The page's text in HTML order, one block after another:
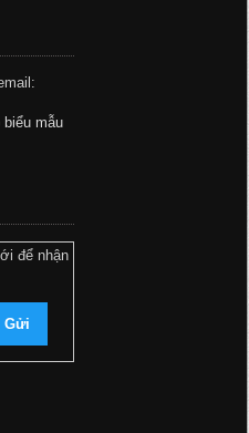
biểu mẫu
để nhận